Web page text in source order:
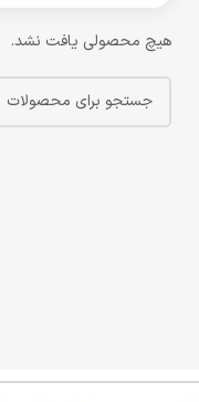
هیچ محصولی یافت نشد.